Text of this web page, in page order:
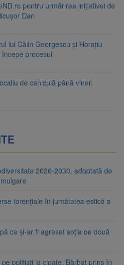
pentru urmărirea inițiativei de
Dan
lui Călin Georgescu și Horațiu
procesul
de caniculă până vineri
2026-2030, adoptată de
torențiale în jumătatea estică a
ce și-ar fi agresat soția de două
polițiști la cioate. Bărbat prins în